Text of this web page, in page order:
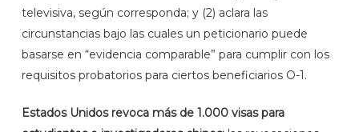
televisiva, según corresponda; y (2) aclara las
circunstancias bajo las cuales un peticionario puede
basarse en “evidencia comparable” para cumplir con los
requisitos probatorios para ciertos beneficiarios O-1.
Estados Unidos revoca más de 1.000 visas para